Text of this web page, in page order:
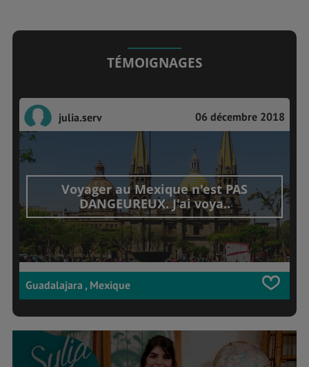
TÉMOIGNAGES
julia.serv 06 décembre 2018
Voyager au Mexique n'est PAS
DANGEUREUX. J'ai voya..
Guadalajara , Mexique